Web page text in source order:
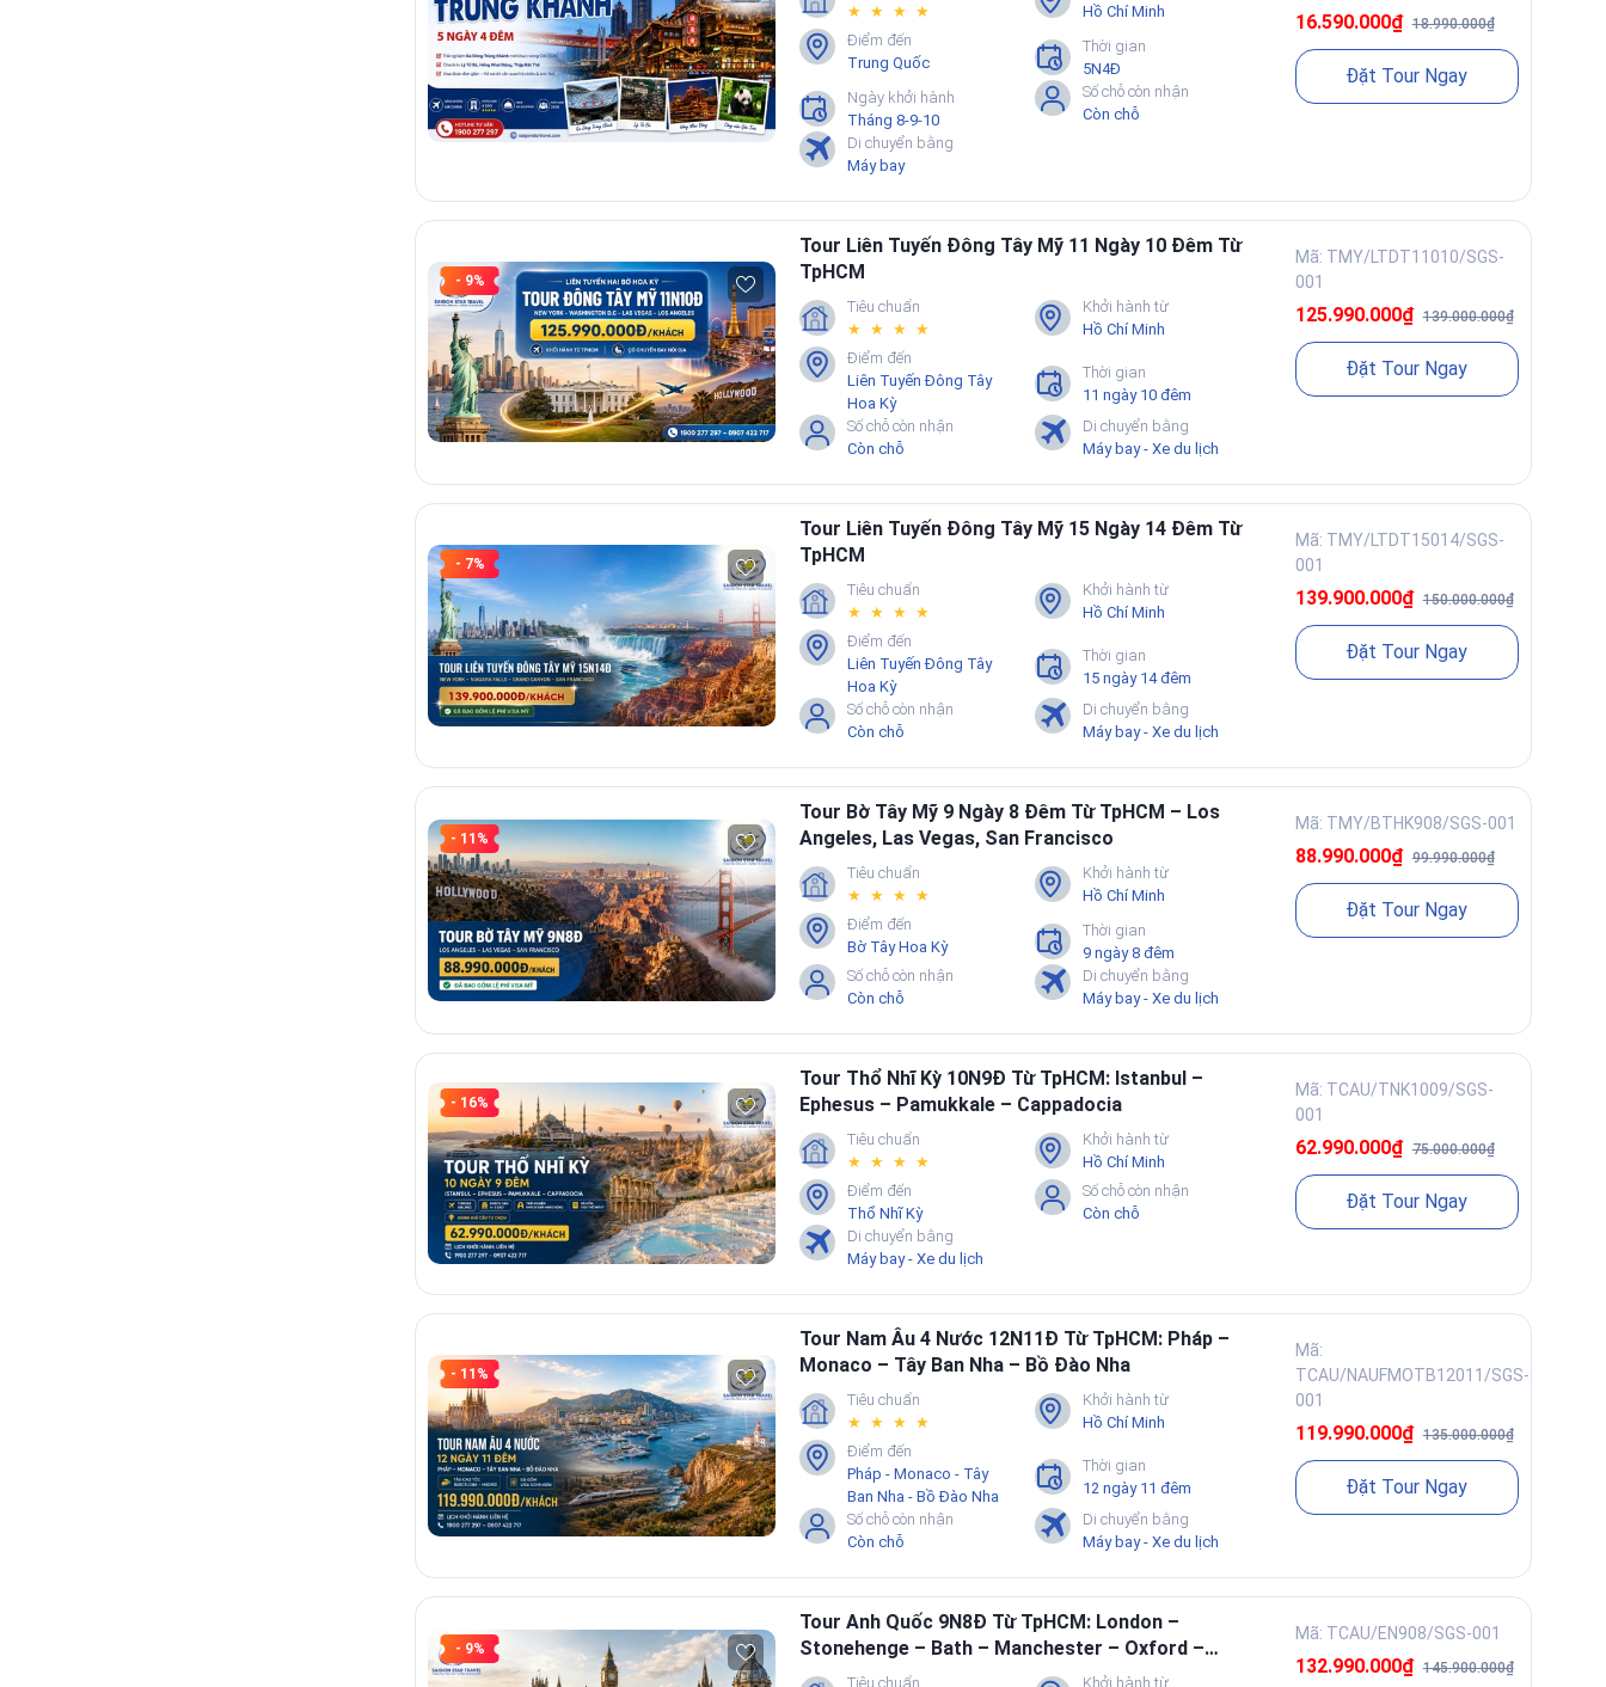
★ ★ ★ ★
Hồ Chí Minh
Điểm đến
Trung Quốc
Thời gian
5N4Đ
Ngày khởi hành
Tháng 8-9-10
Số chỗ còn nhận
Còn chỗ
Di chuyển bằng
Máy bay
16.590.000₫18.990.000₫
Đặt Tour Ngay
- 9%
Tour Liên Tuyến Đông Tây Mỹ 11 Ngày 10 Đêm Từ
TpHCM
Tiêu chuẩn
★ ★ ★ ★
Khởi hành từ
Hồ Chí Minh
Điểm đến
Liên Tuyến Đông Tây
Hoa Kỳ
Thời gian
11 ngày 10 đêm
Số chỗ còn nhận
Còn chỗ
Di chuyển bằng
Máy bay - Xe du lịch
Mã: TMY/LTDT11010/SGS-
001
125.990.000₫139.000.000₫
Đặt Tour Ngay
- 7%
Tour Liên Tuyến Đông Tây Mỹ 15 Ngày 14 Đêm Từ
TpHCM
Tiêu chuẩn
★ ★ ★ ★
Khởi hành từ
Hồ Chí Minh
Điểm đến
Liên Tuyến Đông Tây
Hoa Kỳ
Thời gian
15 ngày 14 đêm
Số chỗ còn nhận
Còn chỗ
Di chuyển bằng
Máy bay - Xe du lịch
Mã: TMY/LTDT15014/SGS-
001
139.900.000₫150.000.000₫
Đặt Tour Ngay
- 11%
Tour Bờ Tây Mỹ 9 Ngày 8 Đêm Từ TpHCM – Los
Angeles, Las Vegas, San Francisco
Tiêu chuẩn
★ ★ ★ ★
Khởi hành từ
Hồ Chí Minh
Điểm đến
Bờ Tây Hoa Kỳ
Thời gian
9 ngày 8 đêm
Số chỗ còn nhận
Còn chỗ
Di chuyển bằng
Máy bay - Xe du lịch
Mã: TMY/BTHK908/SGS-001
88.990.000₫99.990.000₫
Đặt Tour Ngay
- 16%
Tour Thổ Nhĩ Kỳ 10N9Đ Từ TpHCM: Istanbul –
Ephesus – Pamukkale – Cappadocia
Tiêu chuẩn
★ ★ ★ ★
Khởi hành từ
Hồ Chí Minh
Điểm đến
Thổ Nhĩ Kỳ
Số chỗ còn nhận
Còn chỗ
Di chuyển bằng
Máy bay - Xe du lịch
Mã: TCAU/TNK1009/SGS-
001
62.990.000₫75.000.000₫
Đặt Tour Ngay
- 11%
Tour Nam Âu 4 Nước 12N11Đ Từ TpHCM: Pháp –
Monaco – Tây Ban Nha – Bồ Đào Nha
Tiêu chuẩn
★ ★ ★ ★
Khởi hành từ
Hồ Chí Minh
Điểm đến
Pháp - Monaco - Tây
Ban Nha - Bồ Đào Nha
Thời gian
12 ngày 11 đêm
Số chỗ còn nhận
Còn chỗ
Di chuyển bằng
Máy bay - Xe du lịch
Mã:
TCAU/NAUFMOTB12011/SGS-
001
119.990.000₫135.000.000₫
Đặt Tour Ngay
- 9%
Tour Anh Quốc 9N8Đ Từ TpHCM: London –
Stonehenge – Bath – Manchester – Oxford –
Cambridge
Tiêu chuẩn Khởi hành từ
Mã: TCAU/EN908/SGS-001
132.990.000₫145.900.000₫